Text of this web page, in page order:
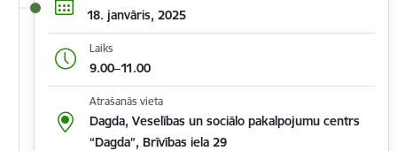
18. janvāris, 2025
Laiks
9.00–11.00
Atrašanās vieta
Dagda, Veselības un sociālo pakalpojumu centrs
“Dagda”, Brīvības iela 29